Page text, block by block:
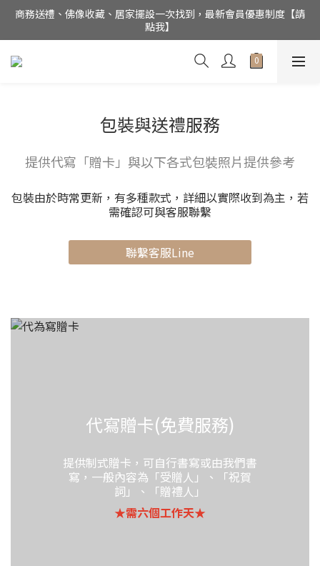
公司電話(02)27852017，門市為預約制【請點我】
商務送禮、佛像收藏、居家擺設一次找到，最新會員優惠制度【請
點我】
銅作TUMZUO為銅師傅台灣唯一總代理，用實誠合理的價格，讓
銅工藝成為您的居家美飾
包裝與送禮服務
提供代寫「贈卡」與以下各式包裝照片提供參考
包裝由於時常更新，有多種款式，詳細以實際收到為主，若
需確認可與客服聯繫
聯繫客服Line
代寫贈卡(免費服務)
提供制式贈卡，可自行書寫或由我們書
寫，一般內容為「受贈人」、「祝賀
詞」、「贈禮人」
★需六個工作天★